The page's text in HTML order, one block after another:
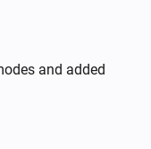
and added